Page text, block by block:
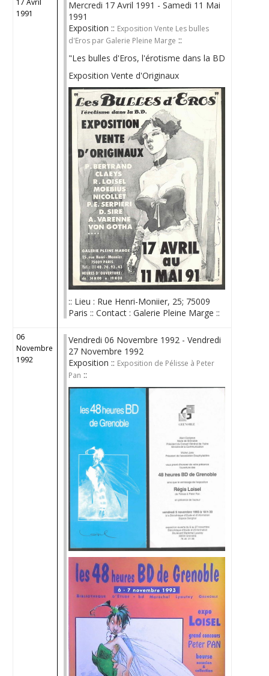
17 Avril
1991
Mercredi 17 Avril 1991 - Samedi 11 Mai
1991
Exposition :: Exposition Vente Les bulles
d'Eros par Galerie Pleine Marge ::
"Les bulles d'Eros, l'érotisme dans la BD
Exposition Vente d'Originaux
:: Lieu : Rue Henri-Moniier, 25; 75009
Paris :: Contact : Galerie Pleine Marge ::
06
Novembre
1992
Vendredi 06 Novembre 1992 - Vendredi
27 Novembre 1992
Exposition :: Exposition de Pélisse à Peter
Pan ::